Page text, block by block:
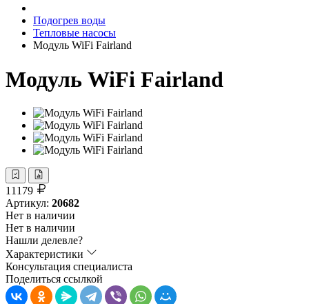
Подогрев воды
Тепловые насосы
Модуль WiFi Fairland
Модуль WiFi Fairland
11179
Артикул: 20682
Нет в наличии
Нет в наличии
Нашли делевле?
Характеристики
Консультация специалиста
Поделиться ссылкой